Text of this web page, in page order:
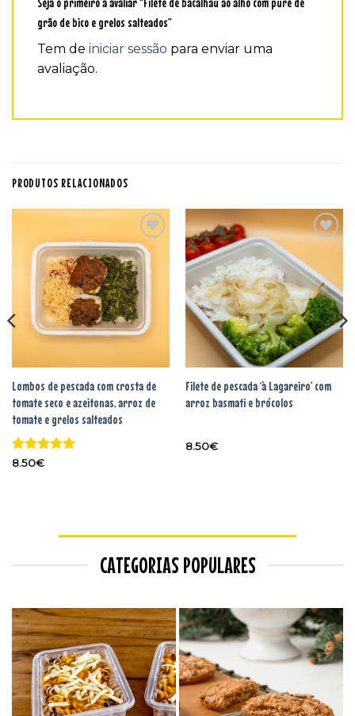
grão de bico e grelos salteados”
Tem de iniciar sessão para enviar uma
avaliação.
PRODUTOS RELACIONADOS
Adicionar
aos
favoritos
Lombos de pescada com crosta de
tomate seco e azeitonas, arroz de
tomate e grelos salteados
Avaliação
8.50€
favoritos
Filete de pescada ‘à Lagareiro’ com
arroz basmati e brócolos
8.50€
CATEGORIAS POPULARES